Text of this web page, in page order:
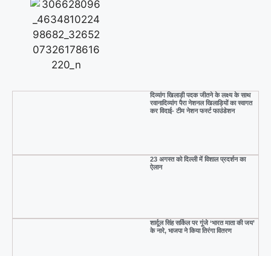
दिव्यांग खिलाड़ी पदक जीतने के लक्ष्य के साथ
रवानादिव्यांग पैरा नेशनल खिलाड़ियों का स्वागत
कर विदाई- टीम नेशन फर्स्ट फाउंडेशन
23 अगस्त को दिल्ली में विशाल प्रदर्शन का
ऐलान
शार्दूल सिंह सर्किल पर गूंजे ‘भारत माता की जय’
के नारे, भाजपा ने किया तिरंगा वितरण